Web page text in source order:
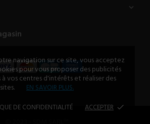
navigation sur ce site, vous acceptez
pour vous proposer des publicités
vos centres d'intérêts et réaliser des
EN SAVOIR PLUS.
DE CONFIDENTIALITÉ
ACCEPTER done
